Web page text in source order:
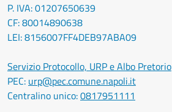
P. IVA: 01207650639
CF: 80014890638
LEI: 8156007FF4DEB97ABA09
Servizio Protocollo, URP e Albo Pretorio
PEC: urp@pec.comune.napoli.it
Centralino unico:0817951111